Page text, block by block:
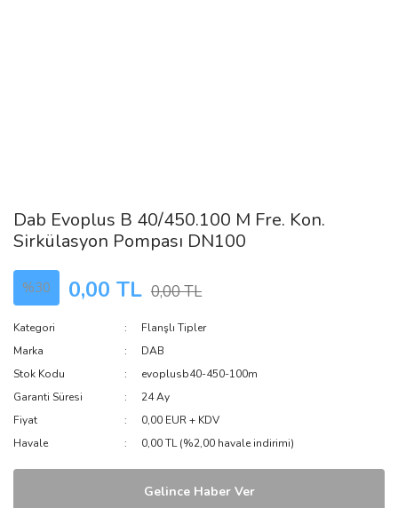
Dab Evoplus B 40/450.100 M Fre. Kon.
Sirkülasyon Pompası DN100
%30 0,00 TL 0,00 TL
Kategori
Flanşlı Tipler
Marka
DAB
Stok Kodu
evoplusb40-450-100m
Garanti Süresi
24 Ay
Fiyat
0,00 EUR + KDV
Havale
0,00 TL (%2,00 havale indirimi)
Gelince Haber Ver